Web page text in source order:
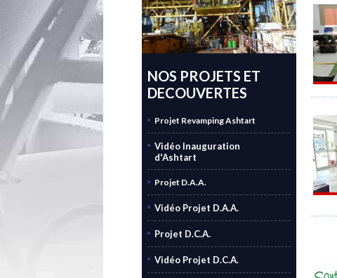
NOS PROJETS ET
DECOUVERTES
Projet Revamping Ashtart
Vidéo Inauguration
d'Ashtart
Projet D.A.A.
Vidéo Projet D.A.A.
Projet D.C.A.
Vidéo Projet D.C.A.